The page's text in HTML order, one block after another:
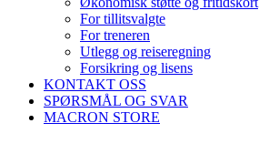
For tillitsvalgte
For treneren
Utlegg og reiseregning
Forsikring og lisens
KONTAKT OSS
SPØRSMÅL OG SVAR
MACRON STORE